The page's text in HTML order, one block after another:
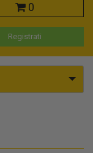
0
Registrati